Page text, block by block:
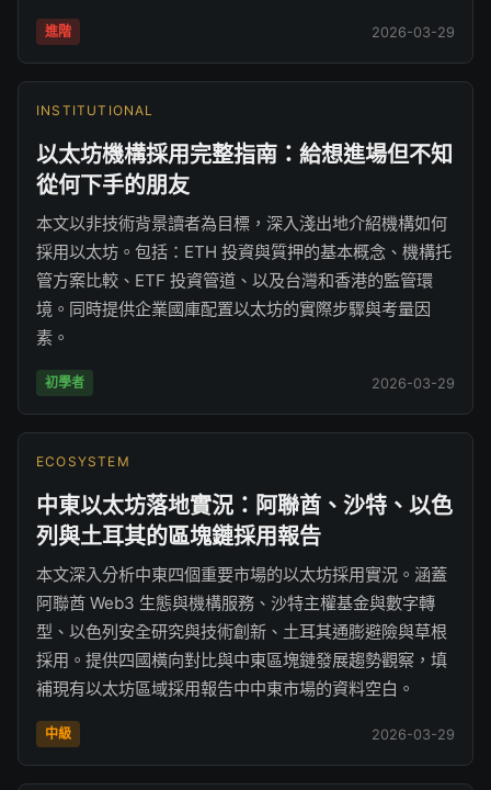
進階 2026-03-29
INSTITUTIONAL
以太坊機構採用完整指南：給想進場但不知
從何下手的朋友
本文以非技術背景讀者為目標，深入淺出地介紹機構如何
採用以太坊。包括：ETH 投資與質押的基本概念、機構托
管方案比較、ETF 投資管道、以及台灣和香港的監管環
境。同時提供企業國庫配置以太坊的實際步驟與考量因
素。
初學者 2026-03-29
ECOSYSTEM
中東以太坊落地實況：阿聯酋、沙特、以色
列與土耳其的區塊鏈採用報告
本文深入分析中東四個重要市場的以太坊採用實況。涵蓋
阿聯酋 Web3 生態與機構服務、沙特主權基金與數字轉
型、以色列安全研究與技術創新、土耳其通膨避險與草根
採用。提供四國橫向對比與中東區塊鏈發展趨勢觀察，填
補現有以太坊區域採用報告中中東市場的資料空白。
中級 2026-03-29